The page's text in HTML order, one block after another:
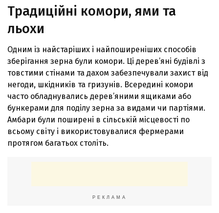
Традиційні комори, ями та
льохи
Одним із найстаріших і найпоширеніших способів
зберігання зерна були комори. Ці дерев’яні будівлі з
товстими стінами та дахом забезпечували захист від
негоди, шкідників та гризунів. Всередині комори
часто обладнувались дерев’яними ящиками або
бункерами для поділу зерна за видами чи партіями.
Амбари були поширені в сільській місцевості по
всьому світу і використовувалися фермерами
протягом багатьох століть.
РЕКЛАМА